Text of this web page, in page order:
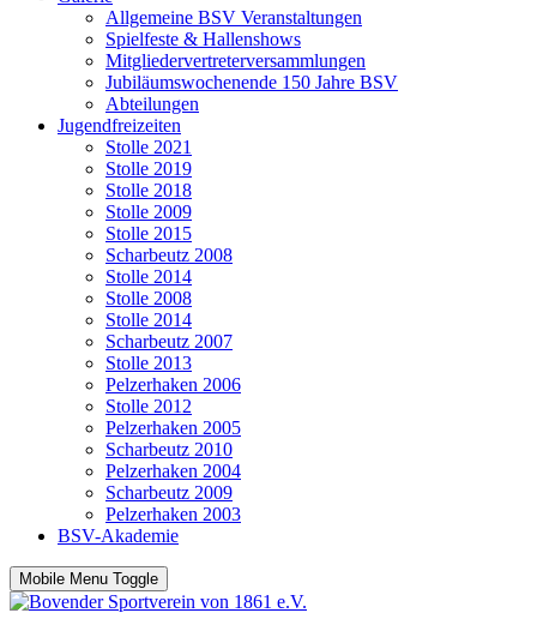
Allgemeine BSV Veranstaltungen
Spielfeste & Hallenshows
Mitgliedervertreterversammlungen
Jubiläumswochenende 150 Jahre BSV
Abteilungen
Jugendfreizeiten
Stolle 2021
Stolle 2019
Stolle 2018
Stolle 2009
Stolle 2015
Scharbeutz 2008
Stolle 2014
Stolle 2008
Stolle 2014
Scharbeutz 2007
Stolle 2013
Pelzerhaken 2006
Stolle 2012
Pelzerhaken 2005
Scharbeutz 2010
Pelzerhaken 2004
Scharbeutz 2009
Pelzerhaken 2003
BSV-Akademie
Mobile Menu Toggle